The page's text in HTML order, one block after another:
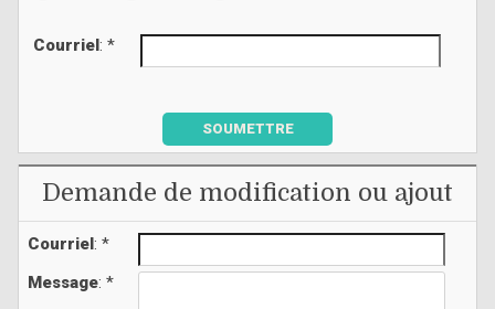
Courriel : *
SOUMETTRE
Demande de modification ou ajout
Courriel: *
Message: *